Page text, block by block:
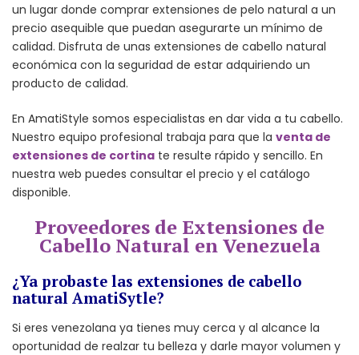
un lugar donde comprar extensiones de pelo natural a un
precio asequible que puedan asegurarte un mínimo de
calidad. Disfruta de unas extensiones de cabello natural
económica con la seguridad de estar adquiriendo un
producto de calidad.
En AmatiStyle somos especialistas en dar vida a tu cabello.
Nuestro equipo profesional trabaja para que la venta de
extensiones de cortina te resulte rápido y sencillo. En
nuestra web puedes consultar el precio y el catálogo
disponible.
Proveedores de Extensiones de
Cabello Natural en Venezuela
¿Ya probaste las extensiones de cabello
natural AmatiSytle?
Si eres venezolana ya tienes muy cerca y al alcance la
oportunidad de realzar tu belleza y darle mayor volumen y